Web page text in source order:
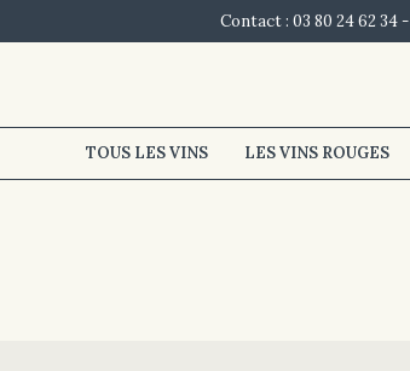
Contact : 03 80 24 62 34 -
TOUS LES VINS LES VINS ROUGES